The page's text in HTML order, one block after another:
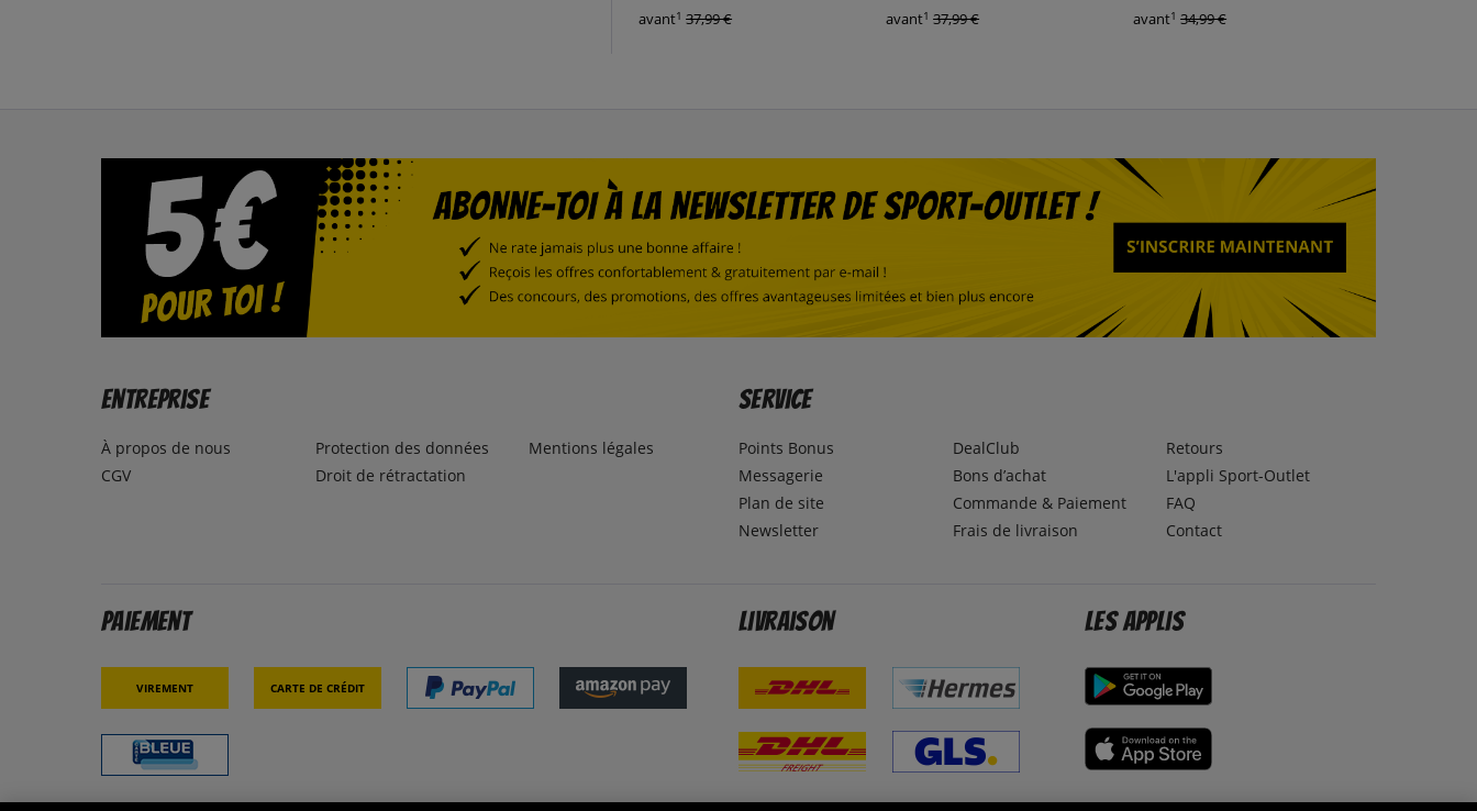
avant1 37,99 € avant1 37,99 € avant1 34,99 €
Entreprise
À propos de nous
CGV
Protection des données
Droit de rétractation
Mentions légales
Service
Points Bonus
Messagerie
Plan de site
Newsletter
DealClub
Bons d’achat
Commande & Paiement
Frais de livraison
Retours
L'appli Sport-Outlet
FAQ
Contact
Paiement
Virement Carte de crédit
Livraison Les applis